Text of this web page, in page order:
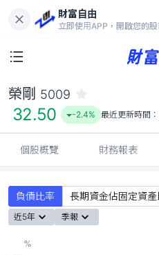
財富自由
立即使用APP，開啟您的股
32.50
-
榮剛 5009
32.50 -2.4% 最近更新時間：
個股概覽 財務報表
負債比率 長期資金佔固定資
近5年 季報